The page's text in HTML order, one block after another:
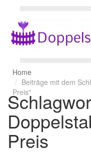
Home
Beiträge mit dem
Preis"
Preis